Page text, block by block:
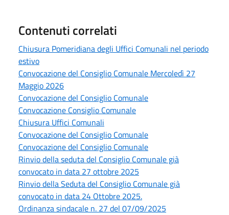
Contenuti correlati
Chiusura Pomeridiana degli Uffici Comunali nel periodo
estivo
Convocazione del Consiglio Comunale Mercoledì 27
Maggio 2026
Convocazione del Consiglio Comunale
Convocazione Consiglio Comunale
Chiusura Uffici Comunali
Convocazione del Consiglio Comunale
Convocazione del Consiglio Comunale
Rinvio della seduta del Consiglio Comunale già
convocato in data 27 ottobre 2025
Rinvio della Seduta del Consiglio Comunale già
convocato in data 24 Ottobre 2025.
Ordinanza sindacale n. 27 del 07/09/2025